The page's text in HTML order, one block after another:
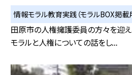
情報モラル教育実践（モラルBOX掲載
田原市の人権擁護委員の方々を迎え
モラルと人権についての話をし...